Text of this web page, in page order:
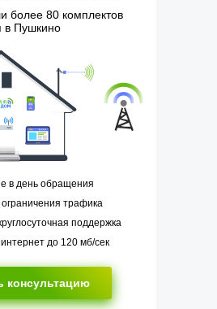
более 80 комплектов
в Пушкино
в день обращения
трафика
поддержка
до 120 мб/сек
консультацию